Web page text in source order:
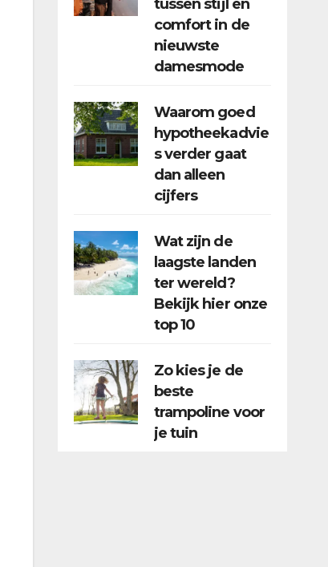
tussen stijl en
comfort in de
nieuwste
damesmode
Waarom goed
hypotheekadvie
s verder gaat
dan alleen
cijfers
Wat zijn de
laagste landen
ter wereld?
Bekijk hier onze
top 10
Zo kies je de
beste
trampoline voor
je tuin